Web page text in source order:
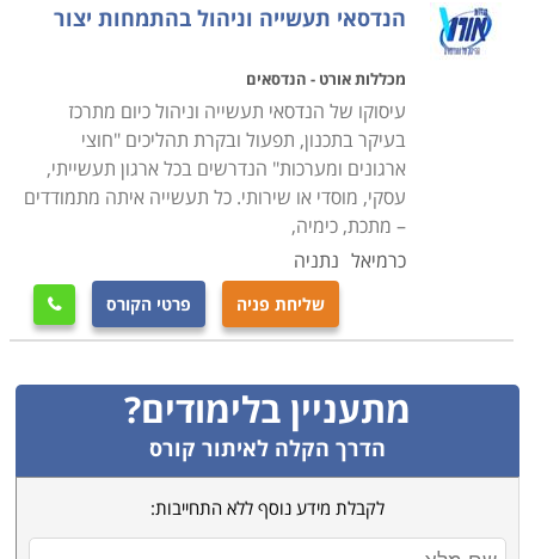
הנדסאי תעשייה וניהול בהתמחות יצור
מכללות אורט - הנדסאים
עיסוקו של הנדסאי תעשייה וניהול כיום מתרכז
בעיקר בתכנון, תפעול ובקרת תהליכים "חוצי
ארגונים ומערכות" הנדרשים בכל ארגון תעשייתי,
עסקי, מוסדי או שירותי. כל תעשייה איתה מתמודדים
– מתכת, כימיה,
כרמיאל נתניה
שליחת פניה פרטי הקורס 
מתעניין בלימודים?
הדרך הקלה לאיתור קורס
לקבלת מידע נוסף ללא התחייבות: